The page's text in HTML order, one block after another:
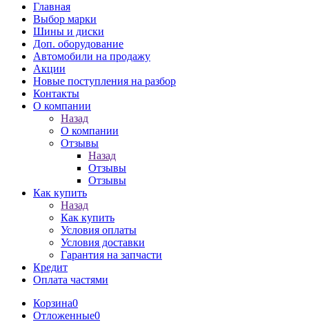
Главная
Выбор марки
Шины и диски
Доп. оборудование
Автомобили на продажу
Акции
Новые поступления на разбор
Контакты
О компании
Назад
О компании
Отзывы
Назад
Отзывы
Отзывы
Как купить
Назад
Как купить
Условия оплаты
Условия доставки
Гарантия на запчасти
Кредит
Оплата частями
Корзина0
Отложенные0